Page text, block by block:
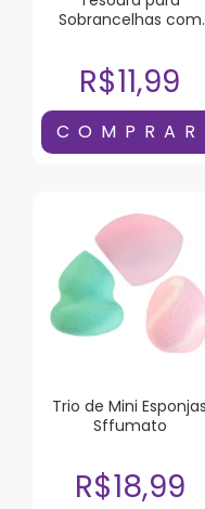
Sobrancelhas com
R$11,99
Trio de Mini Esponjas
Sffumato
R$18,99